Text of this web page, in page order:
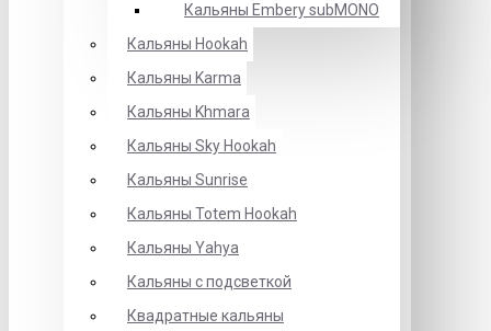
Кальяны Embery subMONO
Кальяны Hookah
Кальяны Karma
Кальяны Khmara
Кальяны Sky Hookah
Кальяны Sunrise
Кальяны Totem Hookah
Кальяны Yahya
Кальяны с подсветкой
Квадратные кальяны